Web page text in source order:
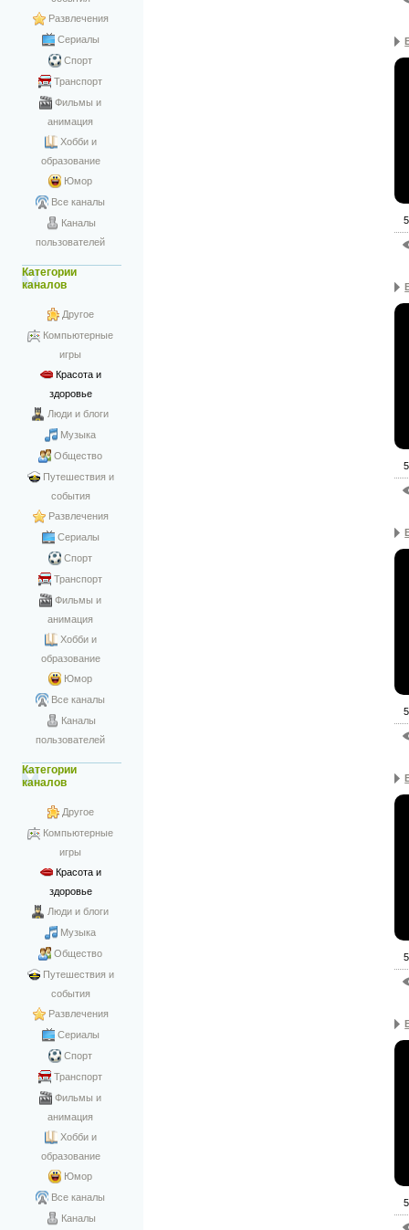
Развлечения
Сериалы
Спорт
Транспорт
Фильмы и
анимация
Хобби и
образование
Юмор
Все каналы
Каналы
пользователей
Категории
каналов
Другое
Компьютерные
игры
Красота и
здоровье
Люди и блоги
Музыка
Общество
Путешествия и
события
Развлечения
Сериалы
Спорт
Транспорт
Фильмы и
анимация
Хобби и
образование
Юмор
Все каналы
Каналы
пользователей
Категории
каналов
Другое
Компьютерные
игры
Красота и
здоровье
Люди и блоги
Музыка
Общество
Путешествия и
события
Развлечения
Сериалы
Спорт
Транспорт
Фильмы и
анимация
Хобби и
образование
Юмор
Все каналы
Каналы